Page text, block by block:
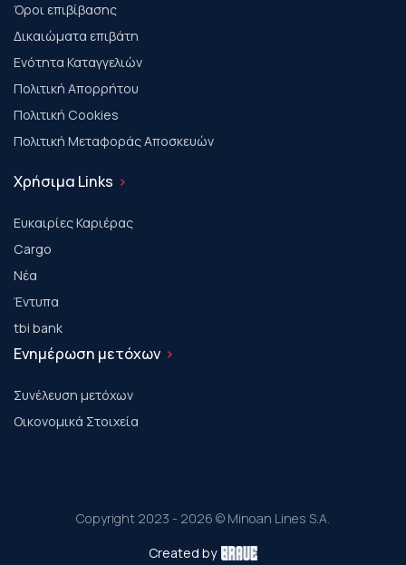
Όροι επιβίβασης
Δικαιώματα επιβάτη
Ενότητα Καταγγελιών
Πολιτική Απορρήτου
Πολιτική Cookies
Πολιτική Μεταφοράς Αποσκευών
Χρήσιμα Links
Ευκαιρίες Καριέρας
Cargo
Νέα
Έντυπα
tbi bank
Ενημέρωση μετόχων
Συνέλευση μετόχων
Οικονομικά Στοιχεία
Copyright 2023 - 2026 © Minoan Lines S.A.
Created by